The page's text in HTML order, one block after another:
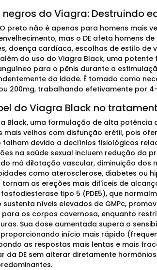
negros do Viagra: Destruindo
preto não é apenas para homens mais
mas o DE afeta homens
doença cardíaca, escolhas de estilo de
do uso do Viagra Black, uma
para o pênis durante a
da idade. É tomado como
200mg, trabalhando efetivamente por
do Viagra Black no
Black, uma formulação de alta
mais velhos com disfunção erétil, pois
devido a declínios fisiológicos
na saúde sexual incluem redução da
má dilatação vascular, diminuição dos
como aterosclerose, diabetes ou
as ereções mais difíceis de
fosfodiesterase tipo 5 (PDE5), que
sustenta níveis elevados de GMPc,
os corpos cavernosa, enquanto
Sua dose aumentada supera a
proporcionando início mais rápido
as respostas mais lentas e mais
da DE sem alterar diretamente